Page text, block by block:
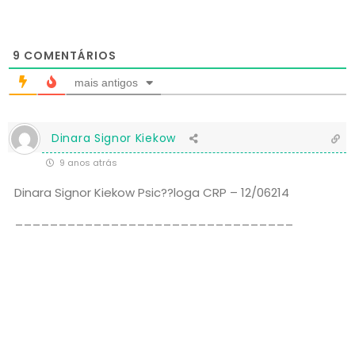
9 COMENTÁRIOS
mais antigos
Dinara Signor Kiekow
9 anos atrás
Dinara Signor Kiekow Psic??loga CRP – 12/06214